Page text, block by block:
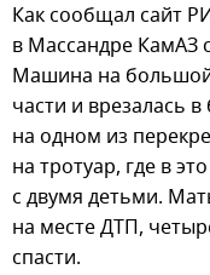
Как сообщал сайт
в Массандре КамАЗ
Машина на большой
части и врезалась
на одном из
на тротуар, где в
с двумя детьми.
на месте ДТП,
спасти.